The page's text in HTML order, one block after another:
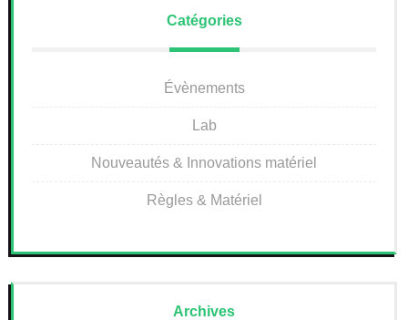
Catégories
Évènements
Lab
Nouveautés & Innovations matériel
Règles & Matériel
Archives